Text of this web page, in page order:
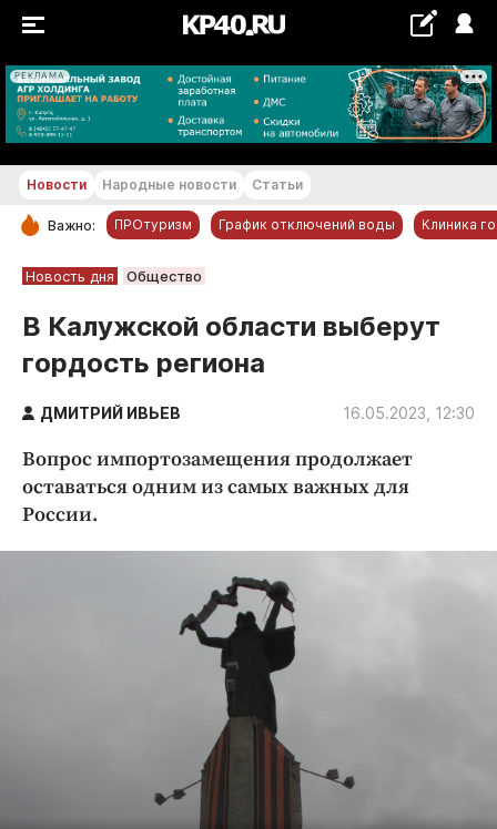
РЕКЛАМА
+21...+22 °С
РУБРИКИ
Новости компаний
Статьи
Народные новости
Благоустройство
Криминал
Недвижимость и ЖКХ
Образование
Экономика и бизнес
Новости Народные новости Статьи
Важно: ПРОтуризм График отключений воды Клиника
Новость дня Общество
В Калужской области выберут
гордость региона
ДМИТРИЙ ИВЬЕВ 16.05.2023, 12:30
Вопрос импортозамещения продолжает
оставаться одним из самых важных для
России.